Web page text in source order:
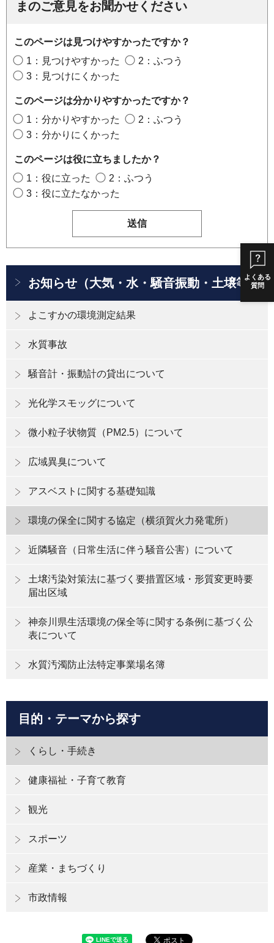
よくある
質問
まのご意見をお聞かせください
このページは見つけやすかったですか？
1：見つけやすかった
2：ふつう
3：見つけにくかった
このページは分かりやすかったですか？
1：分かりやすかった
2：ふつう
3：分かりにくかった
このページは役に立ちましたか？
1：役に立った
2：ふつう
3：役に立たなかった
お知らせ（大気・水・騒音振動・土壌等）
よこすかの環境測定結果
水質事故
騒音計・振動計の貸出について
光化学スモッグについて
微小粒子状物質（PM2.5）について
広域異臭について
アスベストに関する基礎知識
環境の保全に関する協定（横須賀火力発電所）
近隣騒音（日常生活に伴う騒音公害）について
土壌汚染対策法に基づく要措置区域・形質変更時要
届出区域
神奈川県生活環境の保全等に関する条例に基づく公
表について
水質汚濁防止法特定事業場名簿
目的・テーマから探す
くらし・手続き
健康福祉・子育て教育
観光
スポーツ
産業・まちづくり
市政情報